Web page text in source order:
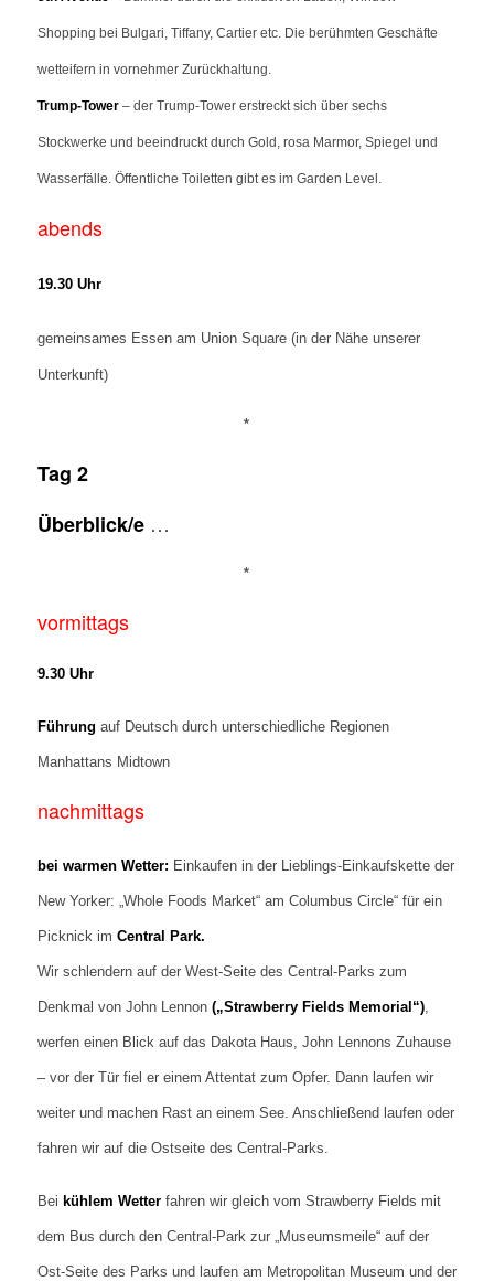
Shopping bei Bulgari, Tiffany, Cartier etc. Die berühmten Geschäfte
wetteifern in vornehmer Zurückhaltung.
Trump-Tower – der Trump-Tower erstreckt sich über sechs
Stockwerke und beeindruckt durch Gold, rosa Marmor, Spiegel und
Wasserfälle. Öffentliche Toiletten gibt es im Garden Level.
abends
19.30 Uhr
gemeinsames Essen am Union Square (in der Nähe unserer
Unterkunft)
*
Tag 2
Überblick/e…
*
vormittags
9.30 Uhr
Führung auf Deutsch durch unterschiedliche Regionen
Manhattans Midtown
nachmittags
bei warmen Wetter: Einkaufen in der Lieblings-Einkaufskette der
New Yorker: „Whole Foods Market“ am Columbus Circle“ für ein
Picknick im Central Park.
Wir schlendern auf der West-Seite des Central-Parks zum
Denkmal von John Lennon („Strawberry Fields Memorial“),
werfen einen Blick auf das Dakota Haus, John Lennons Zuhause
– vor der Tür fiel er einem Attentat zum Opfer. Dann laufen wir
weiter und machen Rast an einem See. Anschließend laufen oder
fahren wir auf die Ostseite des Central-Parks.
Bei kühlem Wetter fahren wir gleich vom Strawberry Fields mit
dem Bus durch den Central-Park zur „Museumsmeile“ auf der
Ost-Seite des Parks und laufen am Metropolitan Museum und der